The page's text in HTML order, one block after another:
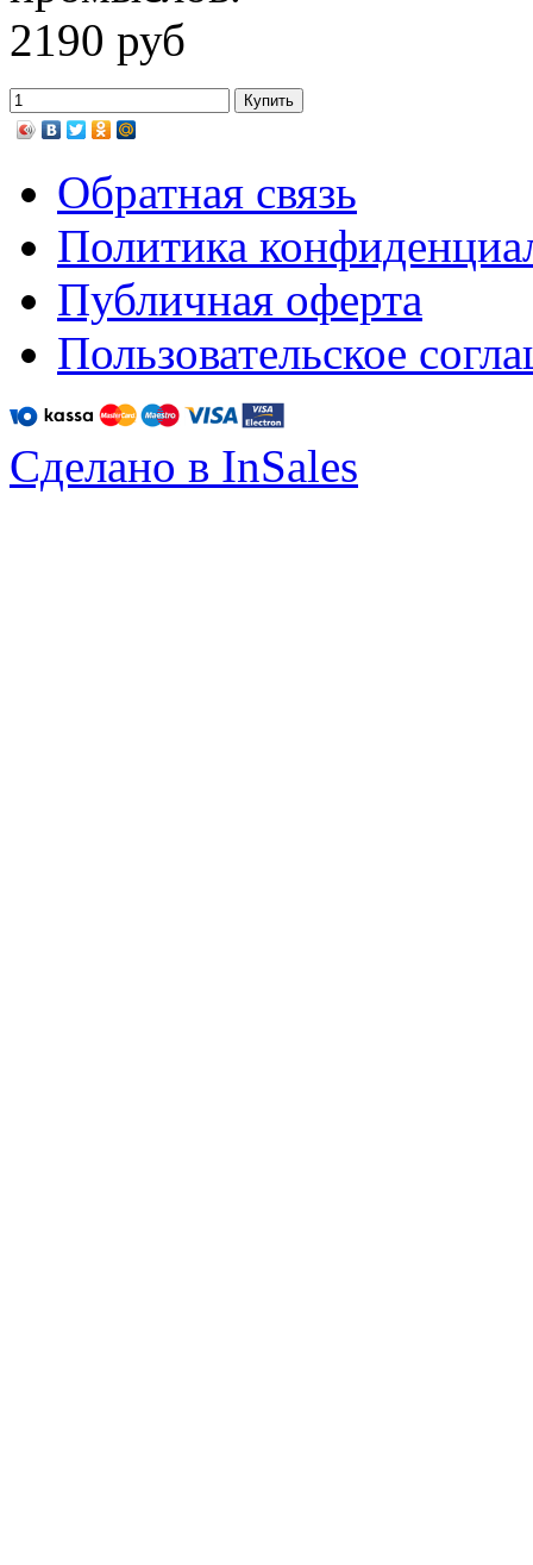
2190 руб
Обратная связь
Политика
Публичная оферта
Пользовательское
Сделано в InSales